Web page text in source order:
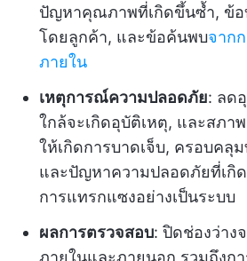
ปัญหาคุณภาพที่เกิดขึ้นซ้ำ, ข้อ
โดยลูกค้า, และข้อค้นพบจาก
ภายใน
เหตุการณ์ความปลอดภัย: ลด
ใกล้จะเกิดอุบัติเหตุ, และสภา
ให้เกิดการบาดเจ็บ, ครอบคลุ
และปัญหาความปลอดภัยที่เกิ
การแทรกแซงอย่างเป็นระบบ
ผลการตรวจสอบ: ปิดช่องว่าง
ภายในและภายนอก รวมถึงก